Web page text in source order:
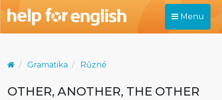
Menu
Gramatika Různé
OTHER, ANOTHER, THE OTHER